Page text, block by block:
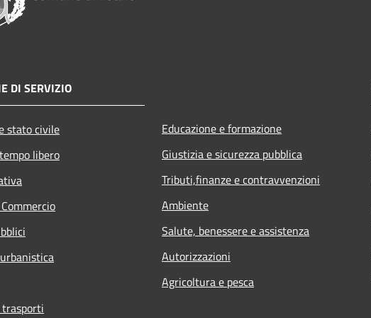
DI SERVIZIO
stato civile
libero
Educazione e formazione
Giustizia e sicurezza pubblica
Tributi,finanze e contravvenzioni
Ambiente
Salute, benessere e assistenza
Autorizzazioni
Agricoltura e pesca